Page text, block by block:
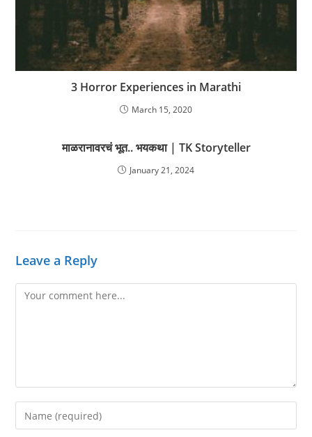
3 Horror Experiences in Marathi
March 15, 2020
माळरानावरचं भूत.. भयकथा | TK Storyteller
January 21, 2024
Leave a Reply
Comment
Enter
your